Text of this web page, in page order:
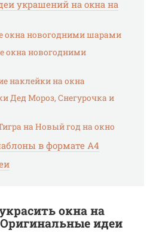
украшений на окна на
окна новогодними шарами
окна новогодними
наклейки на окна
Дед Мороз, Снегурочка и
на Новый год на окно
в формате А4
окна на
идеи